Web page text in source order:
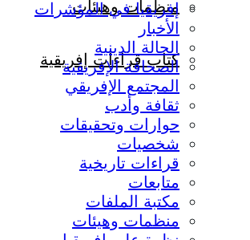
منظمات وهيئات
كتاب قراءات إفريقية
إفريقيا في المؤشرات
الأخبار
الحالة الدينية
الصحافة الإفريقية
المجتمع الإفريقي
ثقافة وأدب
حوارات وتحقيقات
شخصيات
قراءات تاريخية
متابعات
مكتبة الملفات
منظمات وهيئات